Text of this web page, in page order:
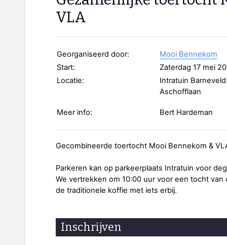
VLA
Georganiseerd door:
Mooi Bennekom
Start:
Zaterdag 17 mei
Locatie:
Intratuin
Aschofflaan
Meer info: Bert Hardeman
Gecombineerde toertocht Mooi Bennekom &
Parkeren kan op parkeerplaats Intratuin voor
We vertrekken om 10:00 uur voor een tocht
de traditionele koffie met iets erbij.
Inschrijven